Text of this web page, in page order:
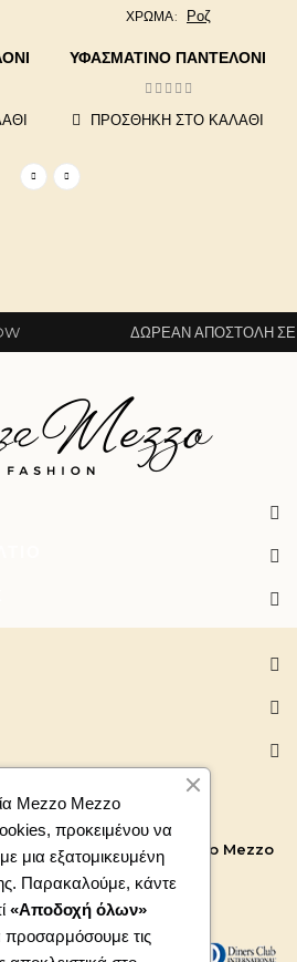
ΧΡΩΜΑ Ροζ
ΥΦΑΣΜΑΤΙΝΟ ΠΑΝΤΕΛΟΝΙ
ΠΡΟΣΘΉΚΗ ΣΤΟ ΚΑΛΆΘΙ
ΔΩΡΕΆΝ ΑΠΟΣΤΟΛΉ ΣΕ
reserved. Powered by Mezzo Mezzo
Mezzo Mezzo
προκειμένου να
μια εξατομικευμένη
Παρακαλούμε, κάντε
«Αποδοχή όλων»
προσαρμόσουμε τις